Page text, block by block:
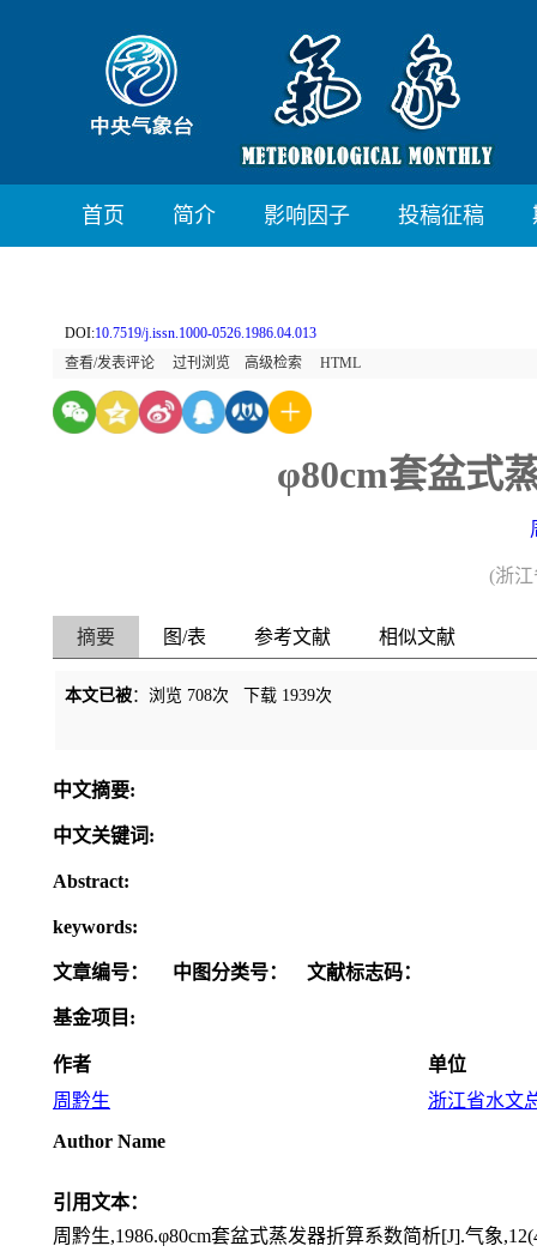
首页 简介 影响因子 投稿征稿
DOI:10.7519/j.issn.1000-0526.1986.04.013
查看/发表评论
过刊浏览 高级检索 HTML
φ80cm套盆式
(浙
摘要 图/表 参考文献 相似文献
本文已被：浏览 708次 下载 1939次
中文摘要:
中文关键词:
Abstract:
keywords:
文章编号： 中图分类号： 文献标志码：
基金项目:
作者
单位
周黔生
浙江省水文
Author Name
引用文本：
周黔生,1986.φ80cm套盆式蒸发器折算系数简析[J].气象